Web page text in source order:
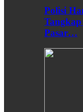
Polisi
Pasar…